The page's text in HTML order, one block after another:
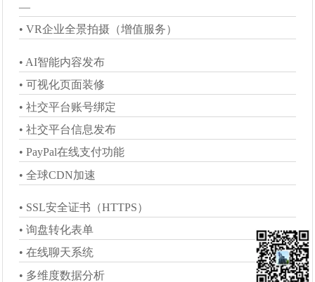
—
• VR企业全景拍摄（增值服务）
• AI智能内容发布
• 可视化页面装修
• 社交平台账号绑定
• 社交平台信息发布
• PayPal在线支付功能
• 全球CDN加速
• SSL安全证书（HTTPS）
• 询盘转化表单
• 在线聊天系统
• 多维度数据分析
—
• VR企业全景拍摄（增值服务）
• AI智能内容发布
• 可视化页面装修
• 社交平台账号绑定
• 社交平台信息发布
• PayPal在线支付功能
• 全球CDN加速
• SSL安全证书（HTTPS）
• 询盘转化表单
• 在线聊天系统
• 多维度数据分析
• 社交主页装修
• VR企业全景拍摄（增值服务）
• AI智能内容发布
• 可视化页面装修
• 社交平台账号绑定
• 社交平台信息发布
• PayPal在线支付功能
• 全球CDN加速
• SSL安全证书（HTTPS）
• 询盘转化表单
• 在线聊天系统
• 多维度数据分析